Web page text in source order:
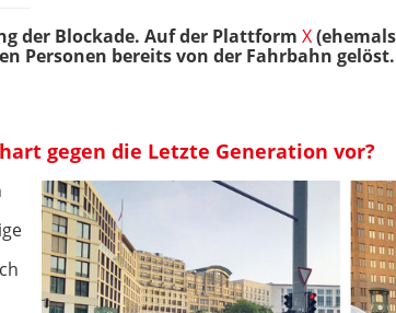
der Blockade. Auf der Plattform X
Personen bereits von der Fahrbahn
gegen die Letzte Generation vor?